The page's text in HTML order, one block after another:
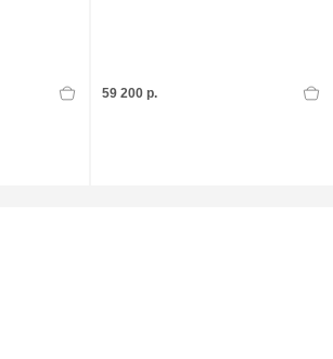
59 200 р.